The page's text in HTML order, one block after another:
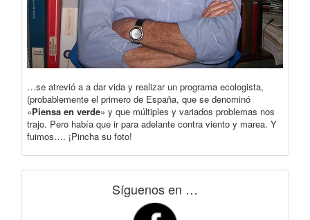
…se atrevió a a dar vida y realizar un programa ecologista,
(probablemente el primero de España, que se denominó
«Piensa en verde» y que múltiples y variados problemas nos
trajo. Pero había que ir para adelante contra viento y marea. Y
fuimos…. ¡Pincha su foto!
Síguenos en …